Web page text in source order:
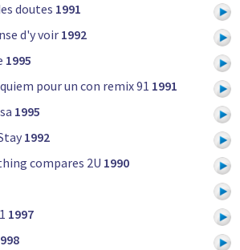
doutes 1991
d'y voir1992
1995
pour un con remix 91 1991
1995
1992
compares 2U 1990
1997